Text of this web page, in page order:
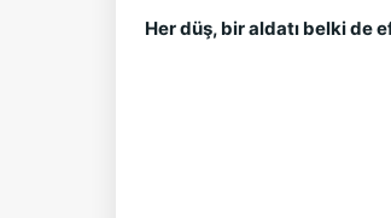
Her düş, bir aldatı belki de